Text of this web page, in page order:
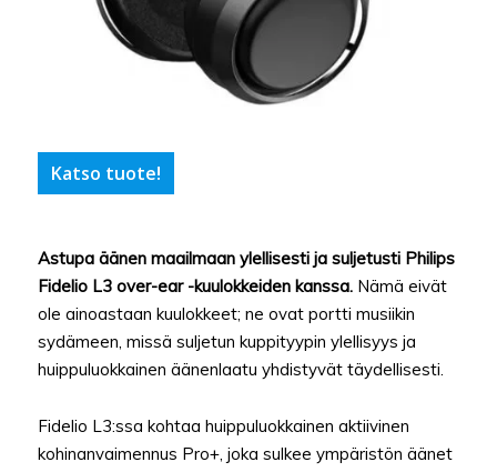
Katso tuote!
Astupa äänen maailmaan ylellisesti ja suljetusti Philips
Fidelio L3 over-ear -kuulokkeiden kanssa. Nämä eivät
ole ainoastaan kuulokkeet; ne ovat portti musiikin
sydämeen, missä suljetun kuppityypin ylellisyys ja
huippuluokkainen äänenlaatu yhdistyvät täydellisesti.
Fidelio L3:ssa kohtaa huippuluokkainen aktiivinen
kohinanvaimennus Pro+, joka sulkee ympäristön äänet